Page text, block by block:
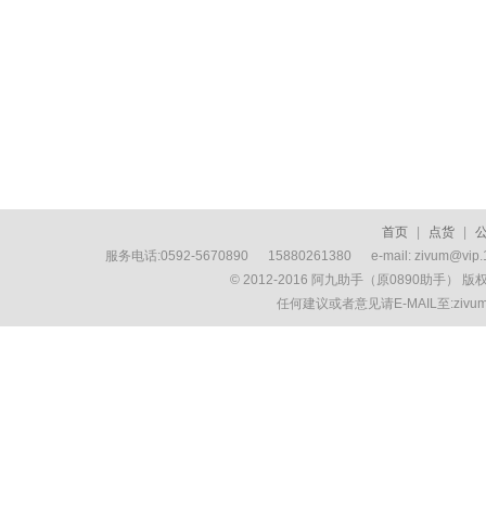
首页 点货
服务电话:0592-5670890 15880261380 e-mail:
© 2012-2016 阿九助手（原0890助手） 版
任何建议或者意见请E-MAIL至